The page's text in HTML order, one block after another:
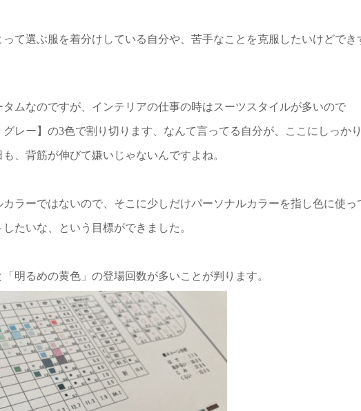
って選ぶ服を着分けしている自分や、苦手なことを克服したいけどで
ムなのですが、インテリアの仕事の時はスーツスタイルが多いので
グレー】の3色で割り切ります、なんて言ってる自分が、ここにしっか
、背筋が伸びて嫌いじゃないんですよね。
ラーではないので、そこに少しだけパーソナルカラーを指し色に使っ
たいな、という目標ができました。
明るめの黄色」の登場回数が多いことが判ります。